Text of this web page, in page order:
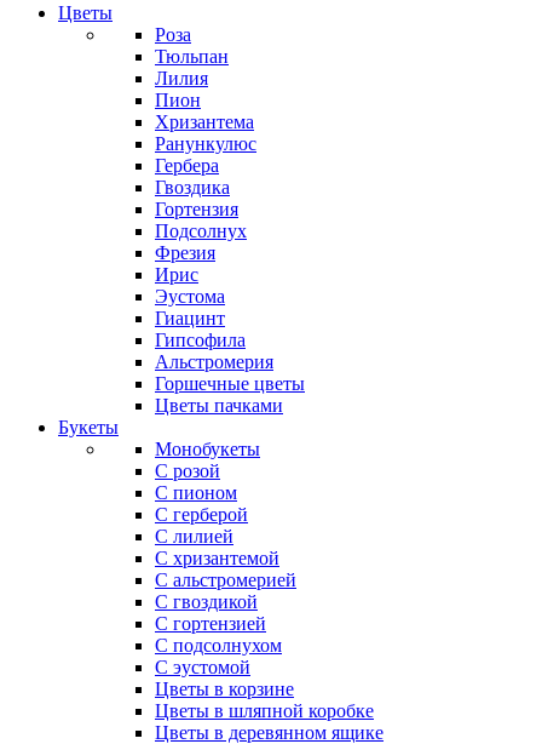
Цветы
Роза
Тюльпан
Лилия
Пион
Хризантема
Ранункулюс
Гербера
Гвоздика
Гортензия
Подсолнух
Фрезия
Ирис
Эустома
Гиацинт
Гипсофила
Альстромерия
Горшечные цветы
Цветы пачками
Букеты
Монобукеты
С розой
С пионом
С герберой
С лилией
С хризантемой
С альстромерией
С гвоздикой
С гортензией
С подсолнухом
С эустомой
Цветы в корзине
Цветы в шляпной коробке
Цветы в деревянном ящике